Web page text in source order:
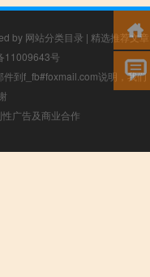
by 网站分类目录 | 精选推荐文章
11009643号
到f_fb#foxmail.com说明，我们
广告及商业合作